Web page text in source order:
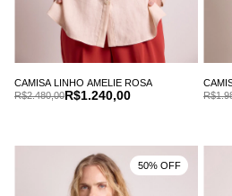
CAMISA LINHO AMELIE ROSA
R$1.240,00
R$2.480,00
50% OFF